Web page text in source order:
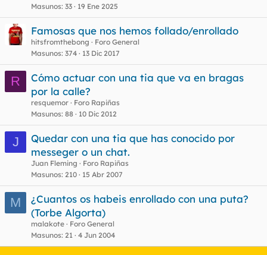
Masunos 33 19 Ene 2025
Famosas que nos hemos follado/enrollado
hitsfromthebong
Foro General
Masunos 374 13 Dic 2017
R
Cómo actuar con una tia que va en bragas
por la calle?
resquemor
Foro Rapiñas
Masunos 88 10 Dic 2012
J
Quedar con una tia que has conocido por
messeger o un chat.
Juan Fleming
Foro Rapiñas
Masunos 210 15 Abr 2007
M
¿Cuantos os habeis enrollado con una puta?
(Torbe Algorta)
malakote
Foro General
Masunos 21 4 Jun 2004